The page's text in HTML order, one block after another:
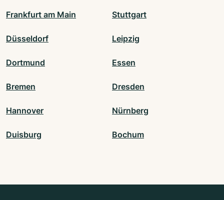
Frankfurt am Main Stuttgart
Düsseldorf Leipzig
Dortmund Essen
Bremen Dresden
Hannover Nürnberg
Duisburg Bochum